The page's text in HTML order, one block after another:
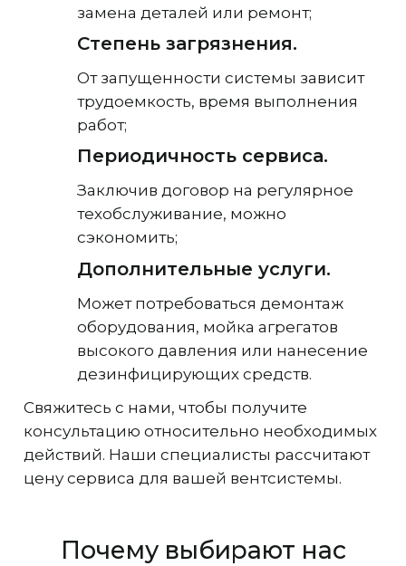
замена деталей или ремонт;
Степень загрязнения.
От запущенности системы зависит
трудоемкость, время выполнения
работ;
Периодичность сервиса.
Заключив договор на регулярное
техобслуживание, можно
сэкономить;
Дополнительные услуги.
Может потребоваться демонтаж
оборудования, мойка агрегатов
высокого давления или нанесение
дезинфицирующих средств.
Свяжитесь с нами, чтобы получите
консультацию относительно необходимых
действий. Наши специалисты рассчитают
цену сервиса для вашей вентсистемы.
Почему выбирают нас